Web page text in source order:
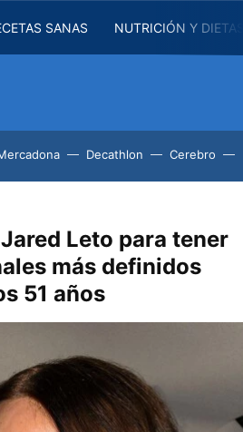
SANAS NUTRICIÓN Y
Decathlon Cerebro
Leto para tener
más definidos
51 años